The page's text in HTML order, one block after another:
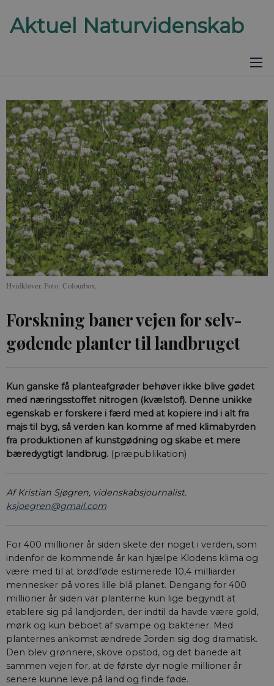
Hvidkløver. Foto: Colourbox.
Forskning baner vejen for selv-
gødende planter til landbruget
Kun ganske få planteafgrøder behøver ikke blive gødet
med næringsstoffet nitrogen (kvælstof). Denne unikke
egenskab er forskere i færd med at kopiere ind i alt fra
majs til byg, så verden kan komme af med klimabyrden
fra produktionen af kunstgødning og skabe et mere
bæredygtigt landbrug. (præpublikation)
Af Kristian Sjøgren, videnskabsjournalist.
ksjoegren@gmail.com
For 400 millioner år siden skete der noget i verden, som
indenfor de kommende år kan hjælpe Klodens klima og
være med til at brødføde estimerede 10,4 milliarder
mennesker på vores lille blå planet. Dengang for 400
millioner år siden var planterne kun lige begyndt at
etablere sig på landjorden, der indtil da havde være gold,
mørk og kun beboet af svampe og bakterier. Med
planternes ankomst ændrede Jorden sig dog dramatisk.
Den blev grønnere, skove opstod, og det banede alt
sammen vejen for, at de første dyr nogle millioner år
senere kunne leve på land og finde føde.